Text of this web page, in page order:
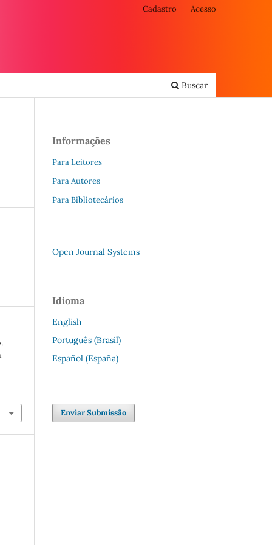
Buscar
Cadastro Acesso
Informações
Para Leitores
Para Autores
Para Bibliotecários
Open Journal Systems
Idioma
English
Português (Brasil)
Español (España)
Enviar Submissão